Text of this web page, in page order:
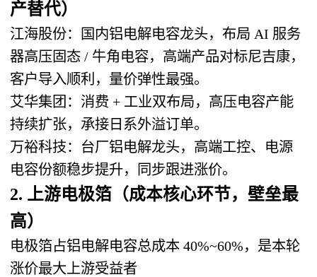
产替代）
江海股份：国内铝电解电容龙头，布局 AI 服务
器高压固态 / 牛角电容，高端产品对标尼吉康，
客户导入顺利，量价弹性最强。
艾华集团 ：消费 + 工业双布局，高压电容产能
持续扩张，承接日系外溢订单。
万裕科技：台厂铝电解龙头，高端工控、电源
电容份额稳步提升，同步跟进涨价。
2. 上游电极箔（成本核心环节，壁垒最
高）
电极箔占铝电解电容总成本 40%~60%，是本轮
涨价最大上游受益者